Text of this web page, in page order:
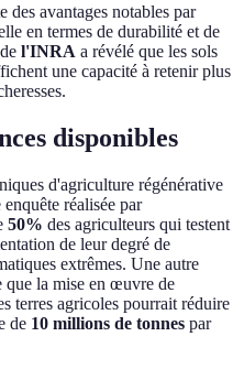
des avantages notables par
en termes de durabilité et de
l'INRA a révélé que les sols
une capacité à retenir plus
disponibles
d'agriculture régénérative
réalisée par
50% des agriculteurs qui testent
de leur degré de
extrêmes. Une autre
que la mise en œuvre de
terres agricoles pourrait réduire
de 10 millions de tonnes par